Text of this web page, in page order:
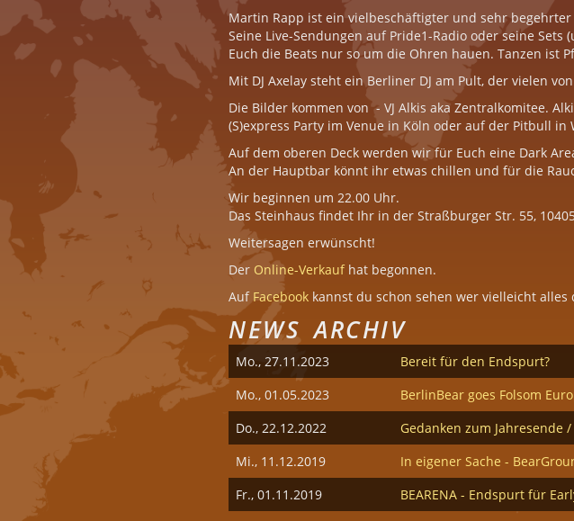
Martin Rapp ist ein vielbeschäftigter und sehr begehrter
Seine Live-Sendungen auf Pride1-Radio oder seine
Euch die Beats nur so um die Ohren hauen. Tanzen ist
Mit DJ Axelay steht ein Berliner DJ am Pult, der vielen
Die Bilder kommen von - VJ Alkis aka Zentralkomitee.
(S)express Party im Venue in Köln oder auf der Pitbull in
Auf dem oberen Deck werden wir für Euch eine Dark
An der Hauptbar könnt ihr etwas chillen und für die
Wir beginnen um 22.00 Uhr.
Das Steinhaus findet Ihr in der Straßburger Str. 55,
Weitersagen erwünscht!
Der Online-Verkaufhat begonnen.
AufFacebook kannst du schon sehen wer vielleicht alles
NEWS ARCHIV
Mo., 27.11.2023
Bereit für den Endspurt?
Mo., 01.05.2023
BerlinBear goes Folsom
Do., 22.12.2022
Gedanken zum Jahresende
Mi., 11.12.2019
In eigener Sache -
Fr., 01.11.2019
BEARENA - Endspurt für